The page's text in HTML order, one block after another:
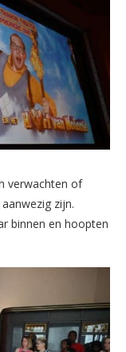
verwachten of
zijn.
binnen en hoopten